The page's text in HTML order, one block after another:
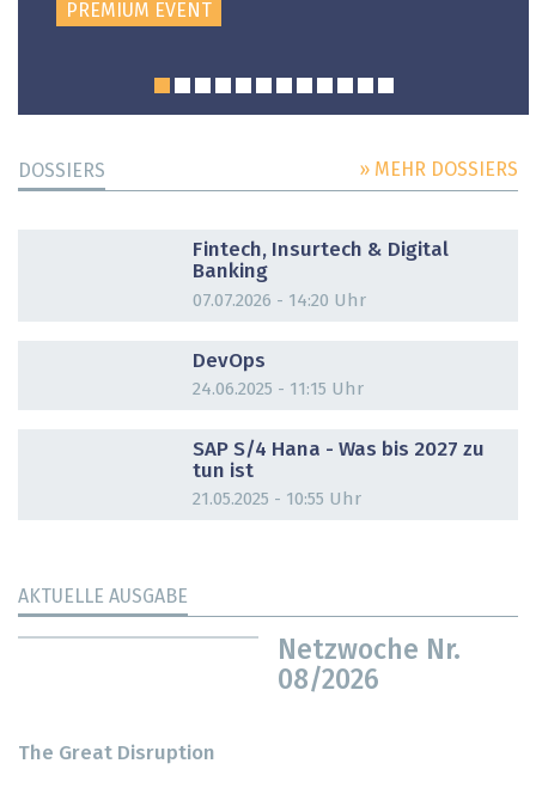
PREMIUM EVENT
DOSSIERS » MEHR DOSSIERS
Fintech, Insurtech & Digital
Banking
07.07.2026 - 14:20 Uhr
DevOps
24.06.2025 - 11:15 Uhr
SAP S/4 Hana - Was bis 2027 zu
tun ist
21.05.2025 - 10:55 Uhr
AKTUELLE AUSGABE
Netzwoche Nr.
08/2026
The Great Disruption